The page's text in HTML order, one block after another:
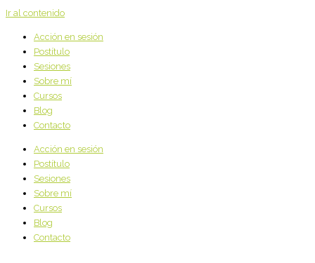
Ir al contenido
Acción en sesión
Postítulo
Sesiones
Sobre mí
Cursos
Blog
Contacto
Acción en sesión
Postítulo
Sesiones
Sobre mí
Cursos
Blog
Contacto